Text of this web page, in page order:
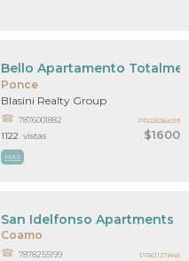
Ponce
$1600
Bello Apartamento
Blasini Realty Group
7876001882
MAS
1122 vistas
PR22636639
Coamo
San Idelfonso Apartments
7878255199 PR61127845